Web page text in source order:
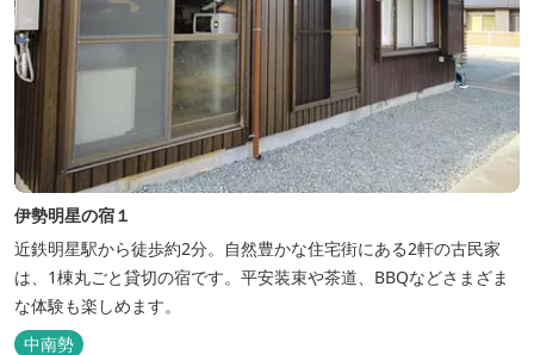
伊勢明星の宿１
近鉄明星駅から徒歩約2分。自然豊かな住宅街にある2軒の古民家
は、1棟丸ごと貸切の宿です。平安装束や茶道、BBQなどさまざま
な体験も楽しめます。
中南勢